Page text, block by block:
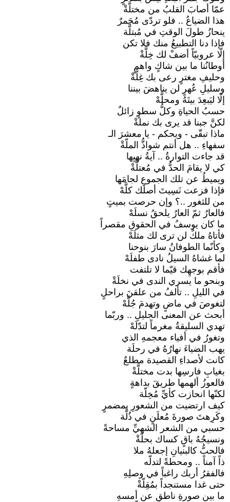
عمّا أصابَ القلبُ من مختلَّةْ
هذا الضياعُ .. فلو تردّى مُجَمرٌ
ينحازُ طولَ الوقتِ في مُبتلَّة
فإذا دنا التطبيعُ منك فلا تكن
إلّا عروبيّاً أضفْ لك خِلَّةْ
أوطانُنا ما بين شاكٍ واهمٍ
وحليفِ مغترٍ رعى بك غِلَّةْ
وسليلِ عُهرٍ لن يناهضَ بيننا
إلّا ليَبعِدَ بيتَهُ ومحلَّهْ
حسبُ الحياةِ وكلُّ سطوٍ زائلٌ
لكنَّ جبنا قد يرى بك نملةْ
ماذا تبقّى - ويحكم - يا معشرَ الـ
سفهاءِ .. هل أنتم شواذُّ الملّةْ
قد جاءت التوارةُ .. آيةُ نهيِها
كي لا يقامَ الحدُّ في مُعتلَّةْ
ويميطُ عن تلك الجموعِ لجامَها
فإذا فزعت نَسِيتَ أصلَك كلَّهْ
من للثغور ..؟ وإن حرصت بميتٍ
فالعارُ ثمّ العارُ يلحقُ نسلَهْ
ما كان يوسفُ في الحقوقِ مقصراً
فأتاهُ ملكٌ لن ترى لك مثلَهْ
وكأنّما الطوفانُ سارَ بنوحنا
لما غشاهُ السيلُ نادى طفلَهْ
فأقم بوجهِك قيّما لا تلتفت
وبنحو ما يسري الندى في نخلَةْ
في الليلِ .. تألفُ من علقنَ براحلٍ
لتغوصَ في ماضٍ وتهدمَ جُلَّهْ
أبحث عن المعنى الجليلِ .. وربّما
تهدي السليقةُ مغرماً لتدّلَهْ
وتغورُ في أفياء معجمهِ الذي
يهب الضياءَ نهارُهُ في رحلَة
كانت لأصداءِ القصيدة مطلعٌ
بغيابِ فارسِها بدت مختلَّةْ
فالعوزُ ألهمها طريقَ بداهةٍ
لكنّها انحازت كأيِّ مُخِلّة
كيف ارتضيت من الشعورِ بمضمرٍ
وكَرِهتَ صورةَ مُعلَنٍ في ذُلَّة
حسبي من الشعر الشهيِّ مساحةً
ونسيجُهُ باقٍ كساك بحلّةْ
فالحبُّ كالبنيانِ إجعلهُ ملا
ذاً آمناً .. ومحطةً لتدلّه
فالفقرُ أربك راغباً في وصلِهِ
حتى غدا مستنجداً بمُقِلّةْ
ما بين صورةِ ناطقٍ عن أمسهِ